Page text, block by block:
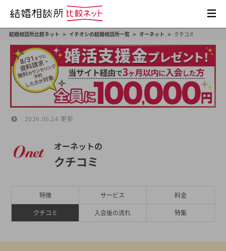
結婚相談所比較ネット > イチオシの結婚相談所一覧 > オーネット > クチコミ
2026.06.24 更新
オーネットの
クチコミ
特徴 サービス 料金
クチコミ 入会後の流れ 特集